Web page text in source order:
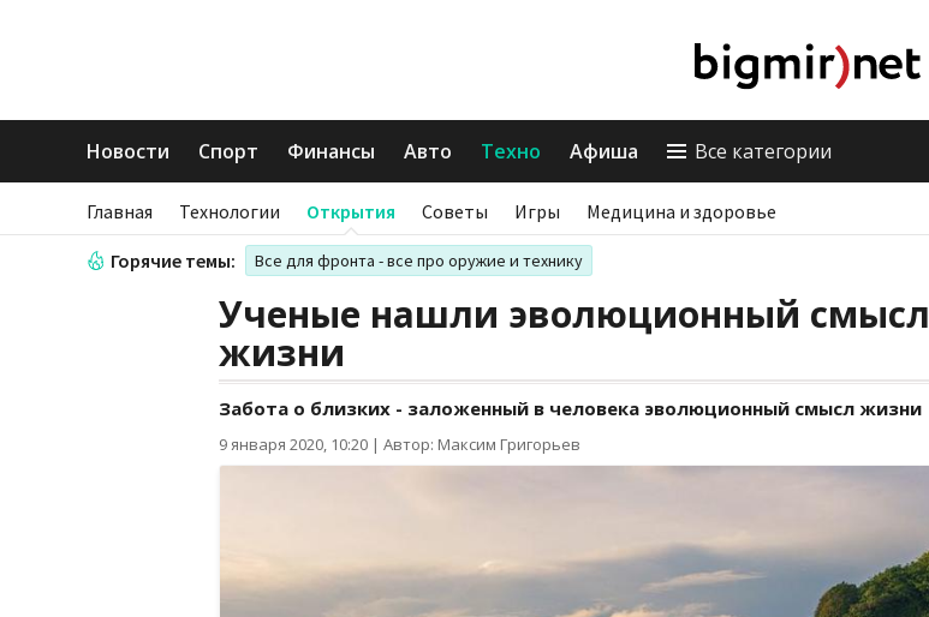
Новости Спорт Финансы Авто Техно Афиша Все категории
Главная Технологии Открытия Советы Игры Медицина и здоровье
Горячие темы: Все для фронта - все про оружие и технику
Ученые нашли эволюционный смысл
жизни
Забота о близких - заложенный в человека эволюционный смысл жизни
9 января 2020, 10:20 | Автор: Максим Григорьев